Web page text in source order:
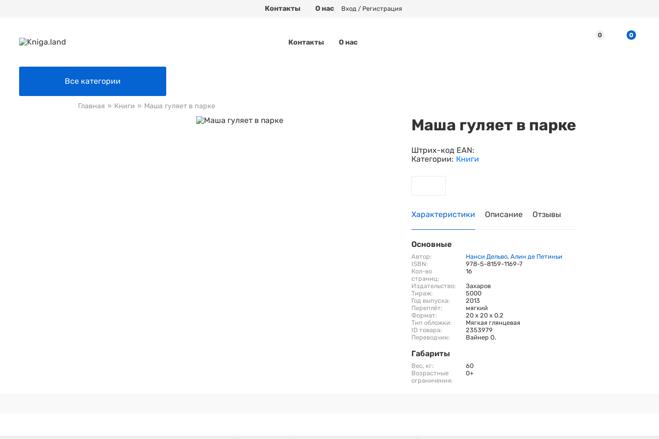
Контакты О нас Вход / Регистрация
Контакты О нас
0 0
Все категории
Главная » Книги » Маша гуляет в парке
Маша гуляет в парке
Штрих-код EAN:
Категории: Книги
Характеристики Описание Отзывы
Основные
Автор:
Нанси Дельво, Алин де Петиньи
ISBN:
978-5-8159-1169-7
Кол-во
страниц:
16
Издательство:
Захаров
Тираж:
5000
Год выпуска:
2013
Переплёт:
мягкий
Формат:
20 x 20 x 0.2
Тип обложки:
Мягкая глянцевая
ID товара:
2353979
Переводчик:
Вайнер О.
Габариты
Вес, кг:
60
Возрастные
ограничения:
0+